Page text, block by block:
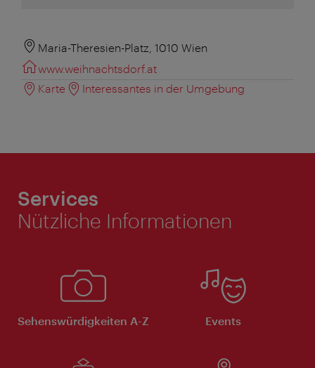
Maria-Theresien-Platz, 1010 Wien
www.weihnachtsdorf.at
Karte
Interessantes in der Umgebung
Services
Nützliche Informationen
Sehenswürdigkeiten A-Z Events